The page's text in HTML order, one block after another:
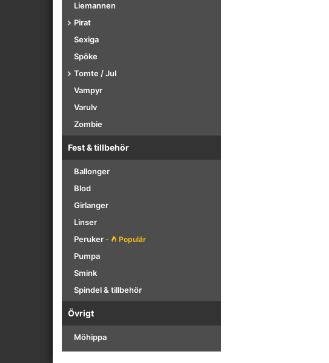
Liemannen
Pirat
Sexiga
Spöke
Tomte / Jul
Vampyr
Varulv
Zombie
Fest & tillbehör
Ballonger
Blod
Girlanger
Linser
Peruker - Populär
Pumpa
Smink
Spindel & tillbehör
Övrigt
Möhippa